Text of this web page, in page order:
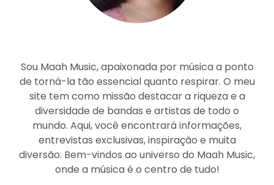
Sou Maah Music, apaixonada por música a ponto
de torná-la tão essencial quanto respirar. O meu
site tem como missão destacar a riqueza e a
diversidade de bandas e artistas de todo o
mundo. Aqui, você encontrará informações,
entrevistas exclusivas, inspiração e muita
diversão. Bem-vindos ao universo do Maah Music,
onde a música é o centro de tudo!